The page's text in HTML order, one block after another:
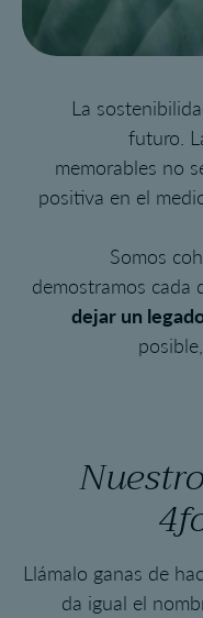
La
futuro.
memorables no
positiva en el
Somos
demostramos cada
dejar un
Llámalo ganas de
da igual el